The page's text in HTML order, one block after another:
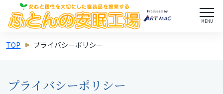
MENU
TOP プライバシーポリシー
プライバシーポリシー